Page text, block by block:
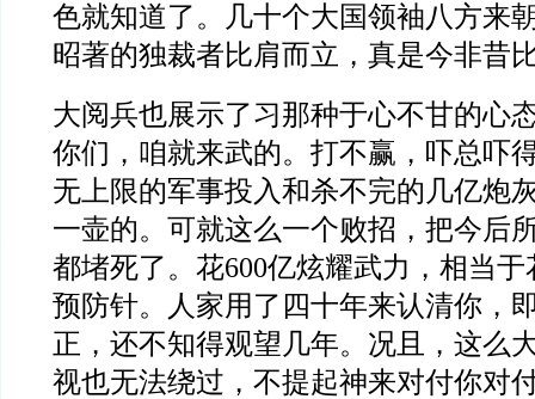
色就知道了。几十个大国领袖八方来
昭著的独裁者比肩而立，真是今非昔
大阅兵也展示了习那种于心不甘的心
你们，咱就来武的。打不赢，吓总吓
无上限的军事投入和杀不完的几亿炮
一壶的。可就这么一个败招，把今后
都堵死了。花600亿炫耀武力，相当于
预防针。人家用了四十年来认清你，
正，还不知得观望几年。况且，这么
视也无法绕过，不提起神来对付你对